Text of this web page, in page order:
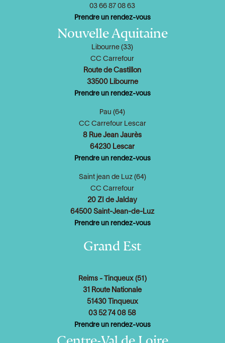
03 66 87 08 63
Prendre un rendez-vous
Nouvelle Aquitaine
Libourne (33)
CC Carrefour
Route de Castillon
33500 Libourne
Prendre un rendez-vous
Pau (64)
CC Carrefour Lescar
8 Rue Jean Jaurès
64230 Lescar
Prendre un rendez-vous
Saint jean de Luz (64)
CC Carrefour
20 ZI de Jalday
64500 Saint-Jean-de-Luz
Prendre un rendez-vous
Grand Est
Reims - Tinqueux (51)
31 Route Nationale
51430
Tinqueux
03 52 74 08 58
Prendre un rendez-vous
Centre-Val de Loire